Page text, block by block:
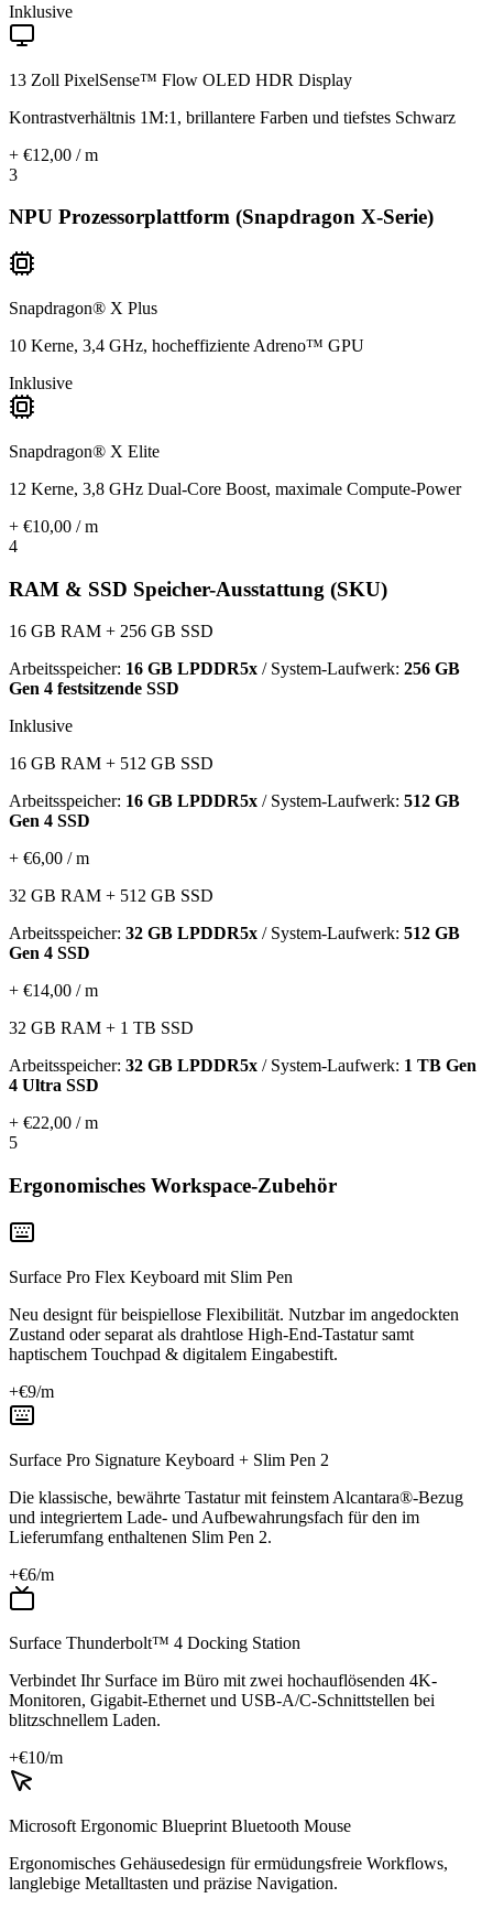
Inklusive
13 Zoll PixelSense™ Flow OLED HDR Display
Kontrastverhältnis 1M:1, brillantere Farben und tiefstes Schwarz
+ €12,00 / m
3
NPU Prozessorplattform (Snapdragon X-Serie)
Snapdragon® X Plus
10 Kerne, 3,4 GHz, hocheffiziente Adreno™ GPU
Inklusive
Snapdragon® X Elite
12 Kerne, 3,8 GHz Dual-Core Boost, maximale Compute-Power
+ €10,00 / m
4
RAM & SSD Speicher-Ausstattung (SKU)
16 GB RAM + 256 GB SSD
Arbeitsspeicher: 16 GB LPDDR5x / System-Laufwerk: 256 GB
Gen 4 festsitzende SSD
Inklusive
16 GB RAM + 512 GB SSD
Arbeitsspeicher: 16 GB LPDDR5x / System-Laufwerk: 512 GB
Gen 4 SSD
+ €6,00 / m
32 GB RAM + 512 GB SSD
Arbeitsspeicher: 32 GB LPDDR5x / System-Laufwerk: 512 GB
Gen 4 SSD
+ €14,00 / m
32 GB RAM + 1 TB SSD
Arbeitsspeicher: 32 GB LPDDR5x / System-Laufwerk: 1 TB Gen
4 Ultra SSD
+ €22,00 / m
5
Ergonomisches Workspace-Zubehör
Surface Pro Flex Keyboard mit Slim Pen
Neu designt für beispiellose Flexibilität. Nutzbar im angedockten
Zustand oder separat als drahtlose High-End-Tastatur samt
haptischem Touchpad & digitalem Eingabestift.
+€9/m
Surface Pro Signature Keyboard + Slim Pen 2
Die klassische, bewährte Tastatur mit feinstem Alcantara®-Bezug
und integriertem Lade- und Aufbewahrungsfach für den im
Lieferumfang enthaltenen Slim Pen 2.
+€6/m
Surface Thunderbolt™ 4 Docking Station
Verbindet Ihr Surface im Büro mit zwei hochauflösenden 4K-
Monitoren, Gigabit-Ethernet und USB-A/C-Schnittstellen bei
blitzschnellem Laden.
+€10/m
Microsoft Ergonomic Blueprint Bluetooth Mouse
Ergonomisches Gehäusedesign für ermüdungsfreie Workflows,
langlebige Metalltasten und präzise Navigation.